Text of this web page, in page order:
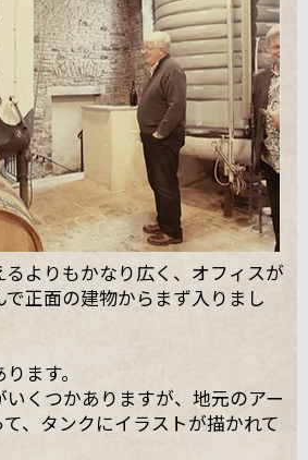
よりもかなり広く、オフィスが
正面の建物からまず入りまし
ます。
くつかありますが、地元のアー
、タンクにイラストが描かれて